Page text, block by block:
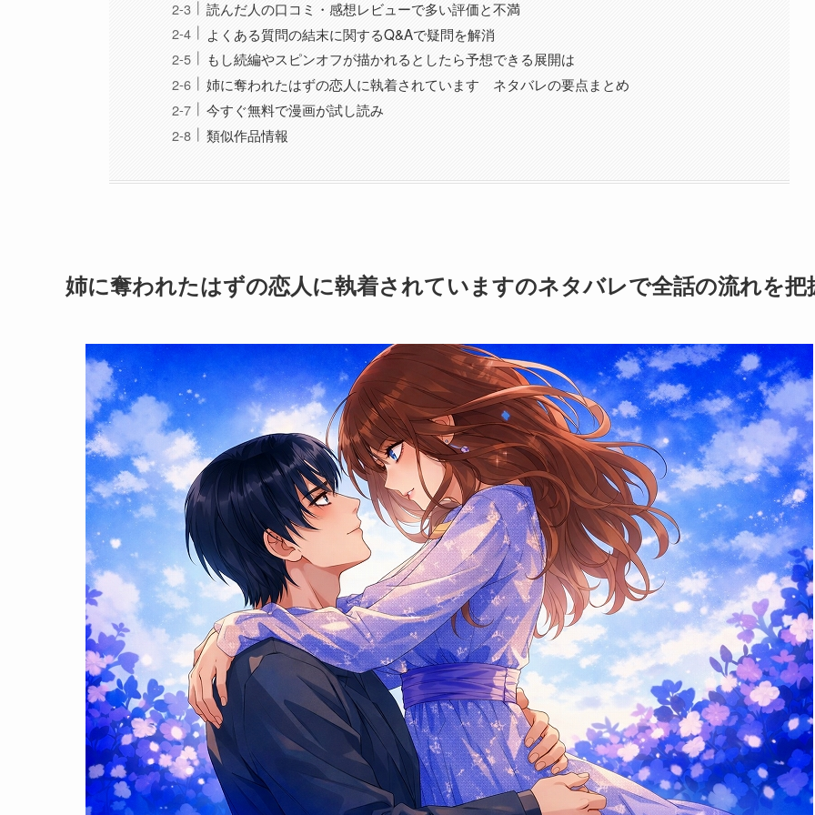
読んだ人の口コミ・感想レビューで多い評価と不満
よくある質問の結末に関するQ&Aで疑問を解消
もし続編やスピンオフが描かれるとしたら予想できる展開は
姉に奪われたはずの恋人に執着されています ネタバレの要点まとめ
今すぐ無料で漫画が試し読み
類似作品情報
姉に奪われたはずの恋人に執着されていますのネタバレで全話の流れを把